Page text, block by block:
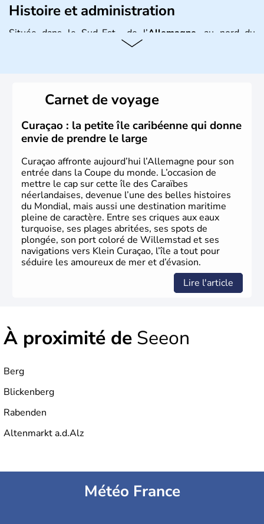
Histoire et administration
Située dans le Sud-Est de l’Allemagne , au nord du
fait partie des seize
conservateur.Carnet de voyage
Curaçao : la petite île caribéenne qui donne
envie de prendre le large
Curaçao affronte aujourd’hui l’Allemagne pour son
entrée dans la Coupe du monde. L’occasion de
mettre le cap sur cette île des Caraïbes
néerlandaises, devenue l’une des belles histoires
du Mondial, mais aussi une destination maritime
pleine de caractère. Entre ses criques aux eaux
turquoise, ses plages abritées, ses spots de
plongée, son port coloré de Willemstad et ses
navigations vers Klein Curaçao, l’île a tout pour
séduire les amoureux de mer et d’évasion.
Lire l'article
À proximité de Seeon
Berg
Blickenberg
Rabenden
Altenmarkt a.d.Alz
Météo France